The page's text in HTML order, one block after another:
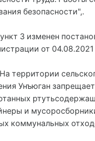
безопасности",.
3 изменен
от 04.08.2021
территории
Унъюган
и
коммунальных